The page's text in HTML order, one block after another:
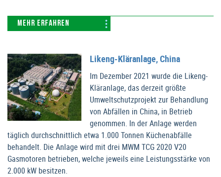
MEHR ERFAHREN
Likeng-Kläranlage, China
Im Dezember 2021 wurde die Likeng-
Kläranlage, das derzeit größte
Umweltschutzprojekt zur Behandlung
von Abfällen in China, in Betrieb
genommen. In der Anlage werden
täglich durchschnittlich etwa 1.000 Tonnen Küchenabfälle
behandelt. Die Anlage wird mit drei MWM TCG 2020 V20
Gasmotoren betrieben, welche jeweils eine Leistungsstärke von
2.000 kW besitzen.